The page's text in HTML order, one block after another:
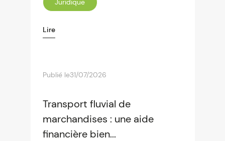
Juridique
Lire
Publié le31/07/2026
Transport fluvial de
marchandises : une aide
financière bien...